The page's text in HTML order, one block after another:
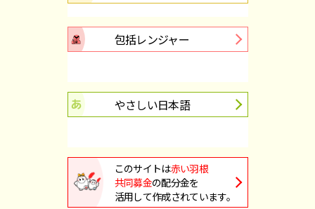
包括レンジャー
やさしい日本語
このサイトは赤い羽根
共同募金の配分金を
活用して作成されています。